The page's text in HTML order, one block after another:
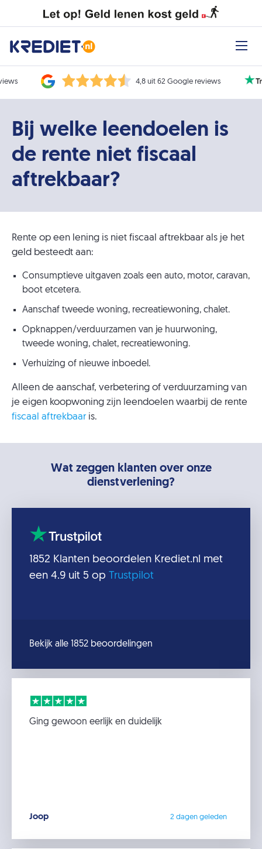
4,8 uit 62 Google reviews
Bij welke leendoelen is
de rente niet fiscaal
aftrekbaar?
Rente op een lening is niet fiscaal aftrekbaar als je het
geld besteedt aan:
Consumptieve uitgaven zoals een auto, motor, caravan,
boot etcetera.
Aanschaf tweede woning, recreatiewoning, chalet.
Opknappen/verduurzamen van je huurwoning,
tweede woning, chalet, recreatiewoning.
Verhuizing of nieuwe inboedel.
Alleen de aanschaf, verbetering of verduurzaming van
je eigen koopwoning zijn leendoelen waarbij de rente
fiscaal aftrekbaaris.
Wat zeggen klanten over onze
dienstverlening?
1852 Klanten beoordelen Krediet.nl met
een 4.9 uit 5 op Trustpilot
Bekijk alle 1852 beoordelingen
Ging gewoon eerlijk en duidelijk
Joop 2 dagen geleden